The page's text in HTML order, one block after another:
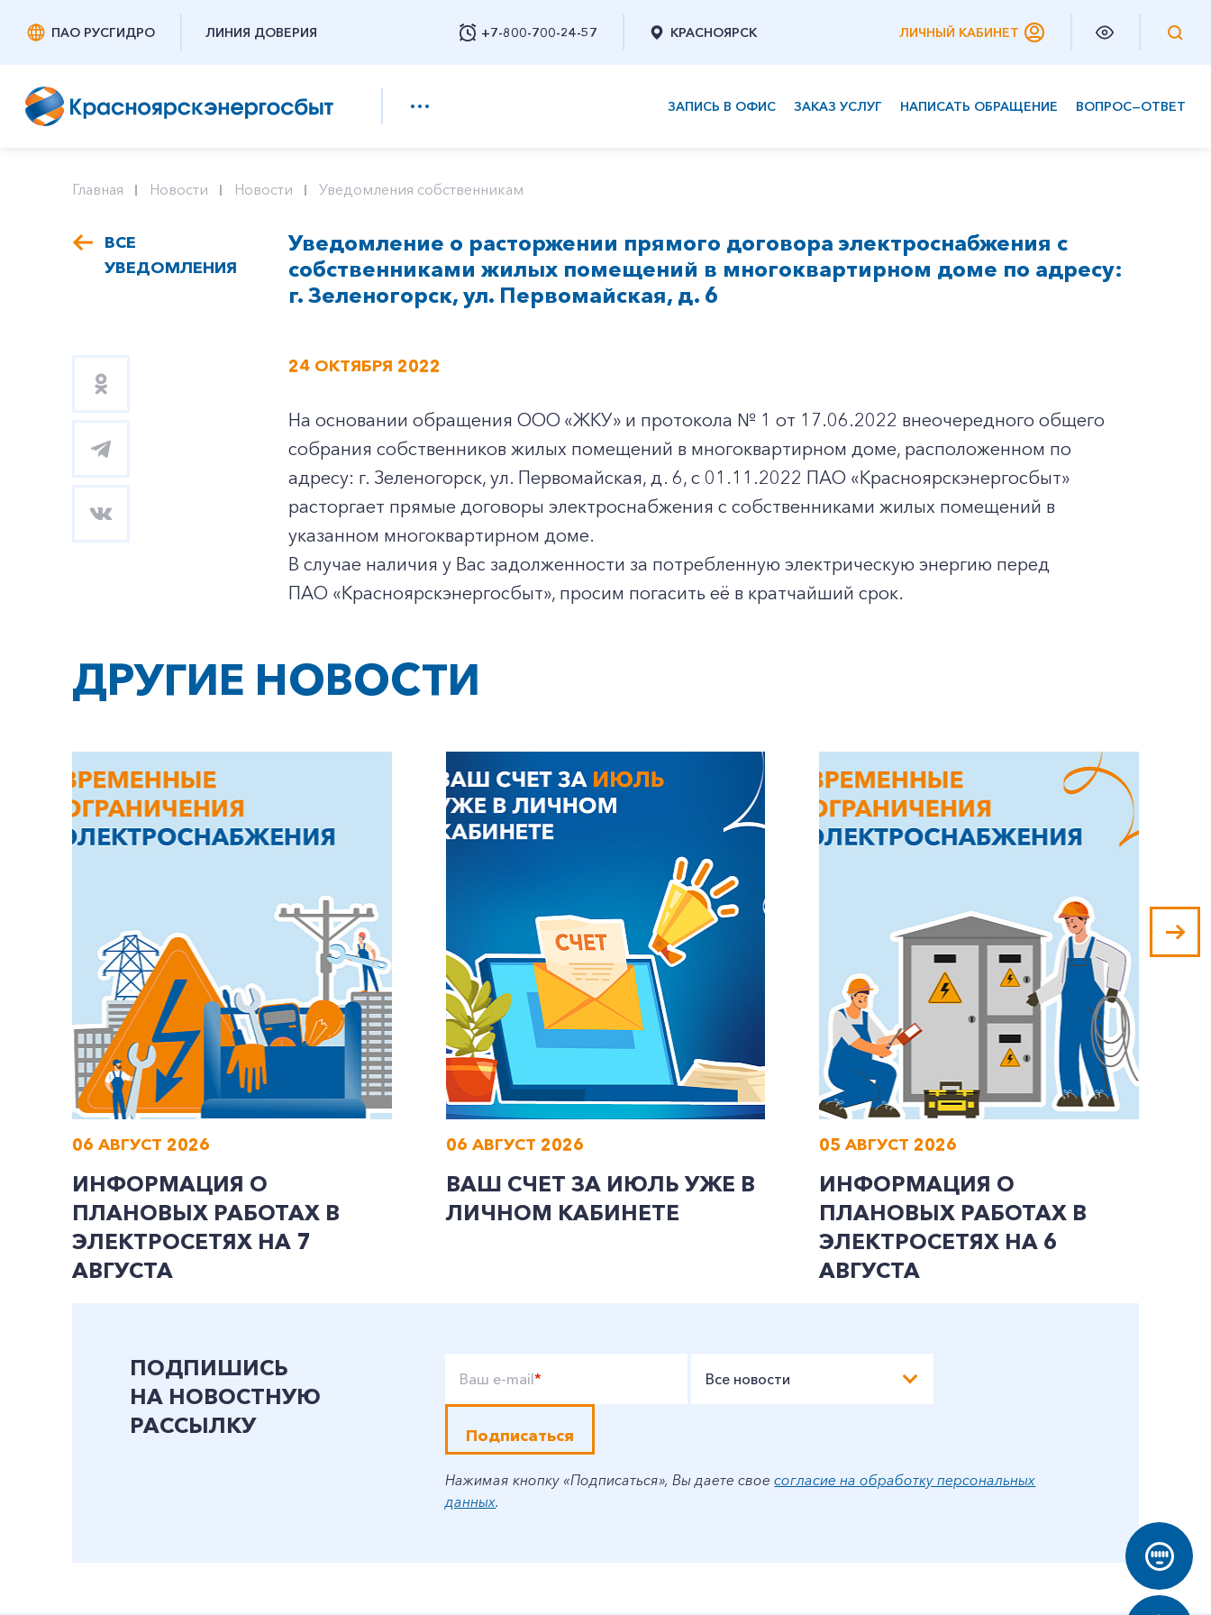
ПАО РУСГИДРО ЛИНИЯ ДОВЕРИЯ +7-800-700-24-57
Заказать обратный звонок
КРАСНОЯРСК ЛИЧНЫЙ КАБИНЕТ
ЗАПИСЬ В ОФИС ЗАКАЗ УСЛУГ НАПИСАТЬ ОБРАЩЕНИЕ ВОПРОС—ОТВЕТ
+7-800-700-24-57
Частным клиентам
Корпоративным клиентам
Главная Новости Новости Уведомления собственникам
ВСЕ
УВЕДОМЛЕНИЯ
Уведомление о расторжении прямого договора электроснабжения с
собственниками жилых помещений в многоквартирном доме по адресу:
г. Зеленогорск, ул. Первомайская, д. 6
24 ОКТЯБРЯ 2022
На основании обращения ООО «ЖКУ» и протокола № 1 от 17.06.2022 внеочередного общего
собрания собственников жилых помещений в многоквартирном доме, расположенном по
адресу: г. Зеленогорск, ул. Первомайская, д. 6, с 01.11.2022 ПАО «Красноярскэнергосбыт»
расторгает прямые договоры электроснабжения с собственниками жилых помещений в
указанном многоквартирном доме.
В случае наличия у Вас задолженности за потребленную электрическую энергию перед
ПАО «Красноярскэнергосбыт», просим погасить её в кратчайший срок.
ДРУГИЕ НОВОСТИ
06 АВГУСТ 2026
ИНФОРМАЦИЯ О
ПЛАНОВЫХ РАБОТАХ В
ЭЛЕКТРОСЕТЯХ НА 7
АВГУСТА
06 АВГУСТ 2026
ВАШ СЧЕТ ЗА ИЮЛЬ УЖЕ В
ЛИЧНОМ КАБИНЕТЕ
05 АВГУСТ 2026
ИНФОРМАЦИЯ О
ПЛАНОВЫХ РАБОТАХ В
ЭЛЕКТРОСЕТЯХ НА 6
АВГУСТА
ПОДПИШИСЬ
НА НОВОСТНУЮ
РАССЫЛКУ
Ваш e-mail* Все новости
Подписаться
Нажимая кнопку «Подписаться», Вы даете своесогласие на обработку персональных
данных.